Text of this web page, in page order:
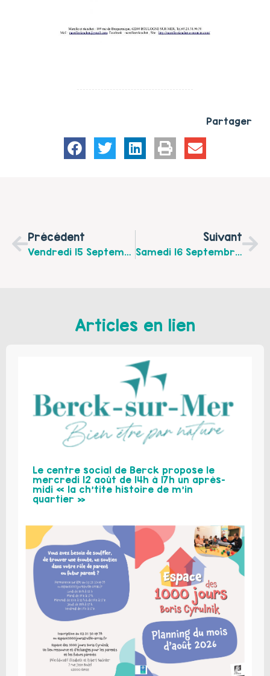
Partager
Précédent
Vendredi 15 Septembre 2017: Family Day Au Centre Social Marlborough
Suivant
Samedi 16 Septembre 2017 : Porte Ouverte Au Café Des Enfants Marelle Et Ricochet
Articles en lien
Le centre social de Berck propose le
mercredi 12 août de 14h à 17h un après-
midi « la ch’tite histoire de m’in
quartier »